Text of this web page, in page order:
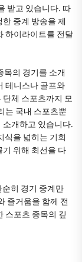
받고 있습니다. 따
중계 방송을 제
하이라이트를 전달
목의 경기를 소개
테니스나 골프와
체 스포츠까지 모
는 국내 스포츠뿐
소개하고 있습니다.
식을 넓히는 기회
위해 최선을 다
히 경기 중계만
즐거움을 함께 전
스포츠 종목의 깊